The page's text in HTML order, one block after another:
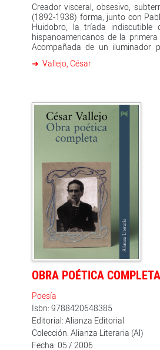
Creador visceral, obsesivo,
(1892-1938) forma, junto con
Huidobro, la tríada indiscutible
hispanoamericanos de la
Acompañada de un iluminador
íntegro el desgarrado poemario
mayoría de los poetas españoles
de José Miguel Oviedo
Vallejo, César
OBRA POÉTICA COMPLETA
Poesía
Isbn: 9788420648385
Editorial: Alianza Editorial
Colección: Alianza Literaria (Al)
Fecha: 05 / 2006